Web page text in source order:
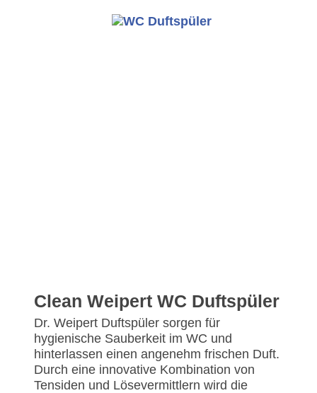
Clean Weipert WC Duftspüler
Dr. Weipert Duftspüler sorgen für
hygienische Sauberkeit im WC und
hinterlassen einen angenehm frischen Duft.
Durch eine innovative Kombination von
Tensiden und Lösevermittlern wird die